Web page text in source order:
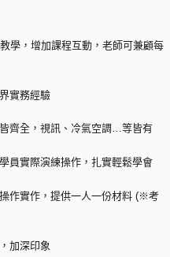
學，增加課程互動，老師可兼顧每
實務經驗
齊全，視訊、冷氣空調…等皆有
員實際演練操作，扎實輕鬆學會
作實作，提供一人一份材料 (※考
加深印象